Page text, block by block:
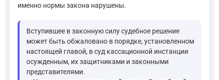
именно нормы закона нарушены.
Вступившее в законную силу судебное решение
может быть обжаловано в порядке, установленном
настоящей главой, в суд кассационной инстанции
осужденным, их защитниками и законными
представителями.